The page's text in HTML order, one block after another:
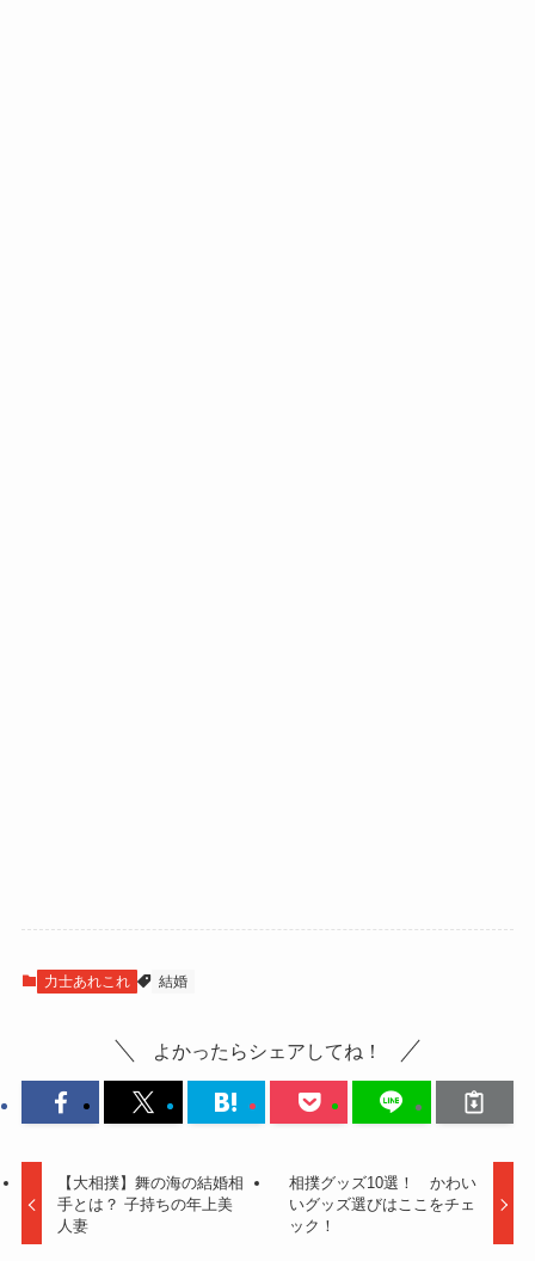
力士あれこれ 結婚
よかったらシェアしてね！
【大相撲】舞の海の結婚相
手とは？ 子持ちの年上美
人妻
相撲グッズ10選！ かわい
いグッズ選びはここをチェ
ック！